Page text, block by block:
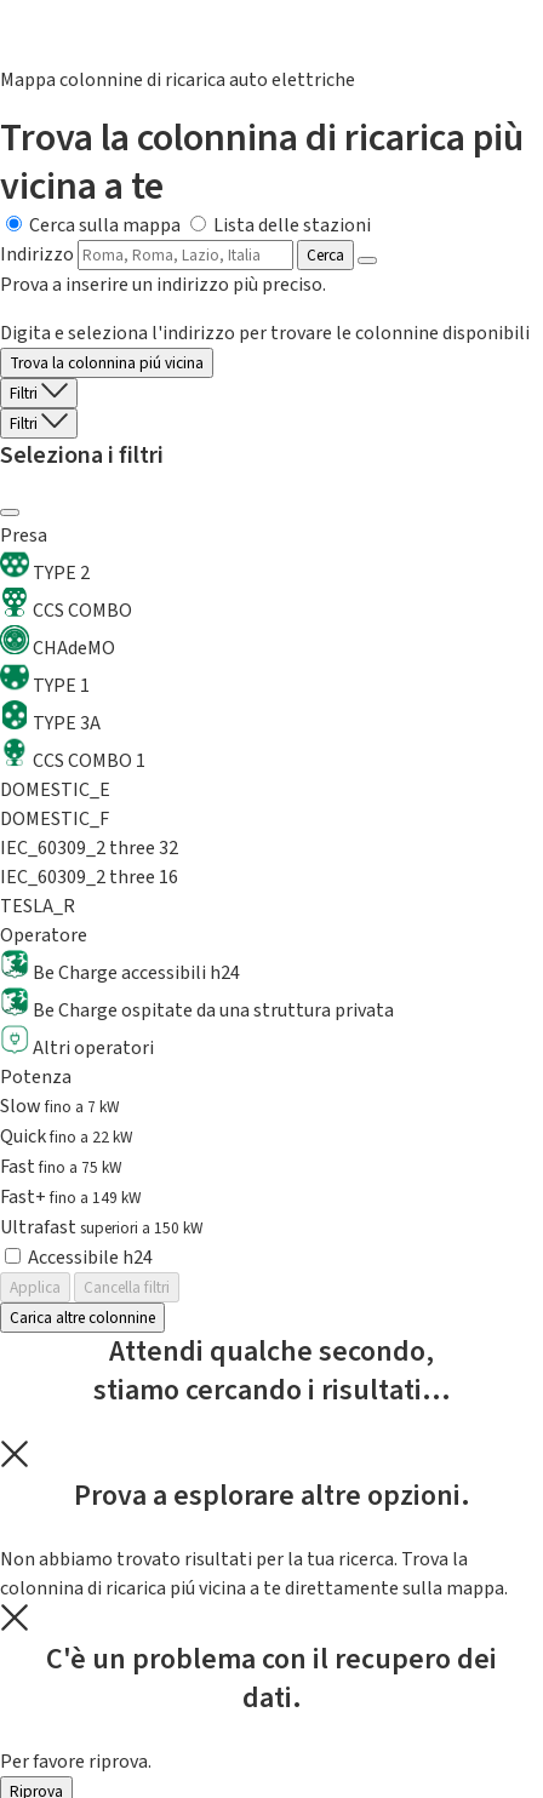
Mappa colonnine di ricarica auto elettriche
Trova la colonnina di ricarica più
vicina a te
Cerca sulla mappa
Lista delle stazioni
Indirizzo
Cerca
Prova a inserire un indirizzo più preciso.
Digita e seleziona l'indirizzo per trovare le colonnine disponibili
Trova la colonnina piú vicina
Filtri
Filtri
Seleziona i filtri
Presa
TYPE 2
CCS COMBO
CHAdeMO
TYPE 1
TYPE 3A
CCS COMBO 1
DOMESTIC_E
DOMESTIC_F
IEC_60309_2 three 32
IEC_60309_2 three 16
TESLA_R
Operatore
Be Charge accessibili h24
Be Charge ospitate da una struttura privata
Altri operatori
Potenza
Slowfino a 7 kW
Quickfino a 22 kW
Fastfino a 75 kW
Fast+fino a 149 kW
Ultrafast superiori a 150 kW
Accessibile h24
Applica
Cancella filtri
Carica altre colonnine
Attendi qualche secondo,
stiamo cercando i risultati...
Prova a esplorare altre opzioni.
Non abbiamo trovato risultati per la tua ricerca. Trova la
colonnina di ricarica piú vicina a te direttamente sulla mappa.
C'è un problema con il recupero dei
dati.
Per favore riprova.
Riprova